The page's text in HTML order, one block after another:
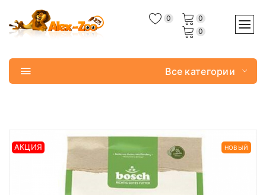
0
0
0
Все категории
АКЦИЯ НОВЫЙ